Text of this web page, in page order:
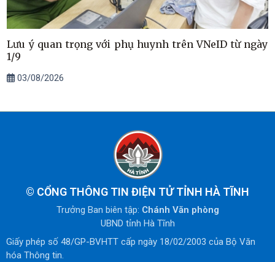
Lưu ý quan trọng với phụ huynh trên VNeID từ ngày
1/9
03/08/2026
© CỔNG THÔNG TIN ĐIỆN TỬ TỈNH HÀ TĨNH
Trưởng Ban biên tập: Chánh Văn phòng
UBND tỉnh Hà Tĩnh
Giấy phép số 48/GP-BVHTT cấp ngày 18/02/2003 của Bộ Văn
hóa Thông tin.